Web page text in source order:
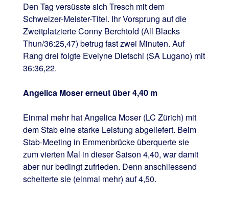
Den Tag versüsste sich Tresch mit dem
Schweizer-Meister-Titel. Ihr Vorsprung auf die
Zweitplatzierte Conny Berchtold (All Blacks
Thun/36:25,47) betrug fast zwei Minuten. Auf
Rang drei folgte Evelyne Dietschi (SA Lugano) mit
36:36,22.
Angelica Moser erneut über 4,40 m
Einmal mehr hat Angelica Moser (LC Zürich) mit
dem Stab eine starke Leistung abgeliefert. Beim
Stab-Meeting in Emmenbrücke überquerte sie
zum vierten Mal in dieser Saison 4,40, war damit
aber nur bedingt zufrieden. Denn anschliessend
scheiterte sie (einmal mehr) auf 4,50.